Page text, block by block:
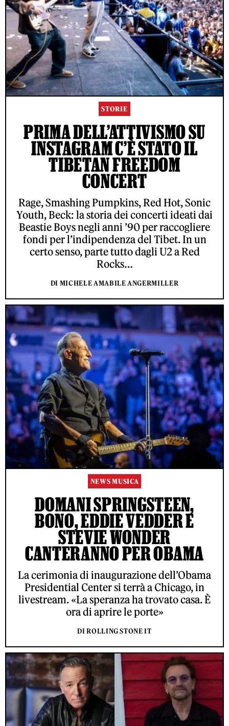
STORIE
PRIMA DELL’ATTIVISMO SU
INSTAGRAM C’È STATO IL
TIBETAN FREEDOM
CONCERT
Rage, Smashing Pumpkins, Red Hot, Sonic
Youth, Beck: la storia dei concerti ideati dai
Beastie Boys negli anni ’90 per raccogliere
fondi per l’indipendenza del Tibet. In un
certo senso, parte tutto dagli U2 a Red
Rocks…
DI MICHELE AMABILE ANGERMILLER
NEWS MUSICA
DOMANI SPRINGSTEEN,
BONO, EDDIE VEDDER E
STEVIE WONDER
CANTERANNO PER OBAMA
La cerimonia di inaugurazione dell’Obama
Presidential Center si terrà a Chicago, in
livestream. «La speranza ha trovato casa. È
ora di aprire le porte»
DI ROLLING STONE IT